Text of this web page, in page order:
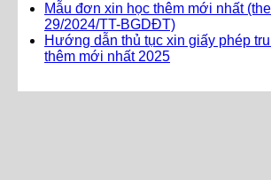
Mẫu đơn xin học thêm mới nhất
29/2024/TT-BGDĐT)
Hướng dẫn thủ tục xin giấy phép
thêm mới nhất 2025